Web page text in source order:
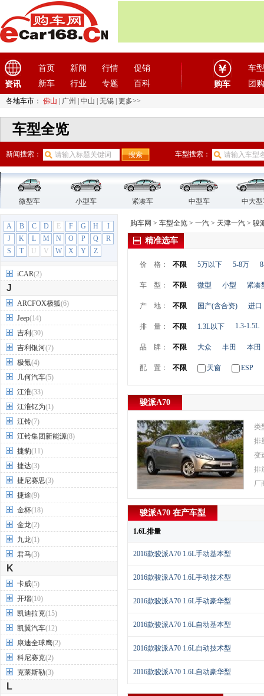
资讯
首页 新闻 行情
促销
新车
行业 专题 百科 购车
车型
团购
各地车市： 佛山 广州 中山 无锡 更多>>
车型全览
新闻搜索： 车型搜索：
微型车 小型车 紧凑车 中型车 中大
A B C D E F G H
I
J
K L M N O P Q
R
S
T U V W X Y Z
哈弗(26)
海格 (2)
海马汽车
(23)
汉龙汽车(1)
汉腾汽车(3)
悍马
(4)
昊铂(2)
恒天汽车(3)
红旗(12)
红星汽车(1)
华人运通
华颂(1)
华泰新能源 (4)
黄海(8)
I
iCAR(2)
J
ARCFOX极狐(6)
Jeep(14)
吉利 (30)
吉利银河(7)
极氪(4)
几何汽车(5)
江淮(33)
江淮钇为(1)
江铃(7)
江铃集团新能源(8)
捷豹(11)
捷达(3)
捷尼赛思(3)
捷途(9)
金杯(18)
金龙(2)
九龙(1)
君马(3)
K
卡威(5)
开瑞(10)
凯迪拉克(15)
凯翼汽车(12)
康迪全球鹰(2)
科尼赛克(2)
克莱斯勒(3)
L
购车网 > 车型全览 > 一汽 > 天津一汽 > 骏
精准选车
价 格： 不限 5万以下 5-8万
车 型： 不限 微型 小型 紧凑
产 地： 不限 国产(含合资) 进口
排 量： 不限 1.3L以下 1.3-1.5L
品 牌： 不限 大众 丰田 本田
配 置： 不限 天窗 ESP
骏派A70
类
排
变
排
厂
骏派A70 在产车型
1.6L排量
2016款骏派A70 1.6L手动基本型
2016款骏派A70 1.6L手动技术型
2016款骏派A70 1.6L手动豪华型
2016款骏派A70 1.6L自动基本型
2016款骏派A70 1.6L自动技术型
2016款骏派A70 1.6L自动豪华型